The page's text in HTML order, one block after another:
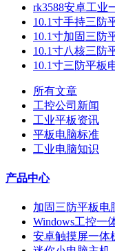
rk3588安卓工业
10.1寸手持三防
10.1寸加固三防
10.1寸八核三防
10.1寸三防平板
所有文章
工控公司新闻
工业平板资讯
平板电脑标准
工业电脑知识
产品中心
加固三防平板电
Windows工控一
安卓触摸屏一体